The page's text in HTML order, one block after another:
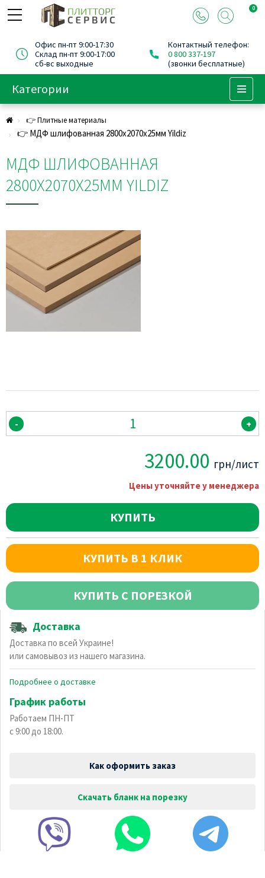
0
Офис пн-пт 9:00-17:30
Склад пн-пт 9:00-17:00
сб-вс выходные
Контактный телефон:
0 800 337-197
(звонки бесплатные)
Категории
👉 Плитные материалы
👉 МДФ шлифованная 2800х2070х25мм Yildiz
МДФ ШЛИФОВАННАЯ
2800Х2070Х25ММ YILDIZ
- +
3200.00 грн/лист
Цены уточняйте у менеджера
КУПИТЬ
КУПИТЬ В 1 КЛИК
КУПИТЬ С ПОРЕЗКОЙ
Доставка
Доставка по всей Украине!
или самовывоз из нашего магазина.
Подробнее о доставке
График работы
Работаем ПН-ПТ
с 9:00 до 18:00.
Как оформить заказ
Скачать бланк на порезку